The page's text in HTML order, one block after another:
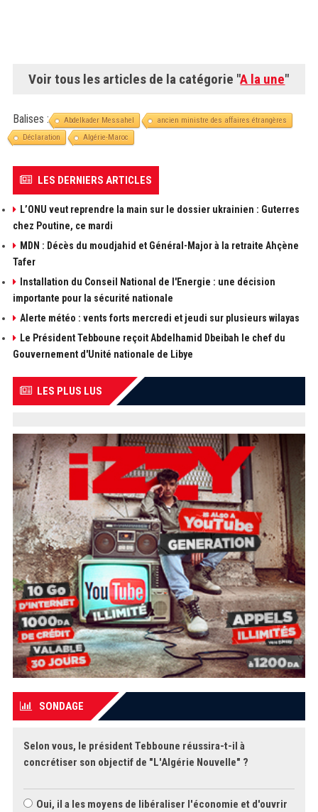
Voir tous les articles de la catégorie "A la une"
Balises : Abdelkader Messahel
ancien ministre des affaires étrangères
Déclaration
Algérie-Maroc
LES DERNIERS ARTICLES
L’ONU veut reprendre la main sur le dossier ukrainien : Guterres
chez Poutine, ce mardi
MDN : Décès du moudjahid et Général-Major à la retraite Ahçène
Tafer
Installation du Conseil National de l'Energie : une décision
importante pour la sécurité nationale
Alerte météo : vents forts mercredi et jeudi sur plusieurs wilayas
Le Président Tebboune reçoit Abdelhamid Dbeibah le chef du
Gouvernement d'Unité nationale de Libye
LES PLUS LUS
SONDAGE
Selon vous, le président Tebboune réussira-t-il à
concrétiser son objectif de "L'Algérie Nouvelle" ?
Oui, il a les moyens de libéraliser l'économie et d'ouvrir